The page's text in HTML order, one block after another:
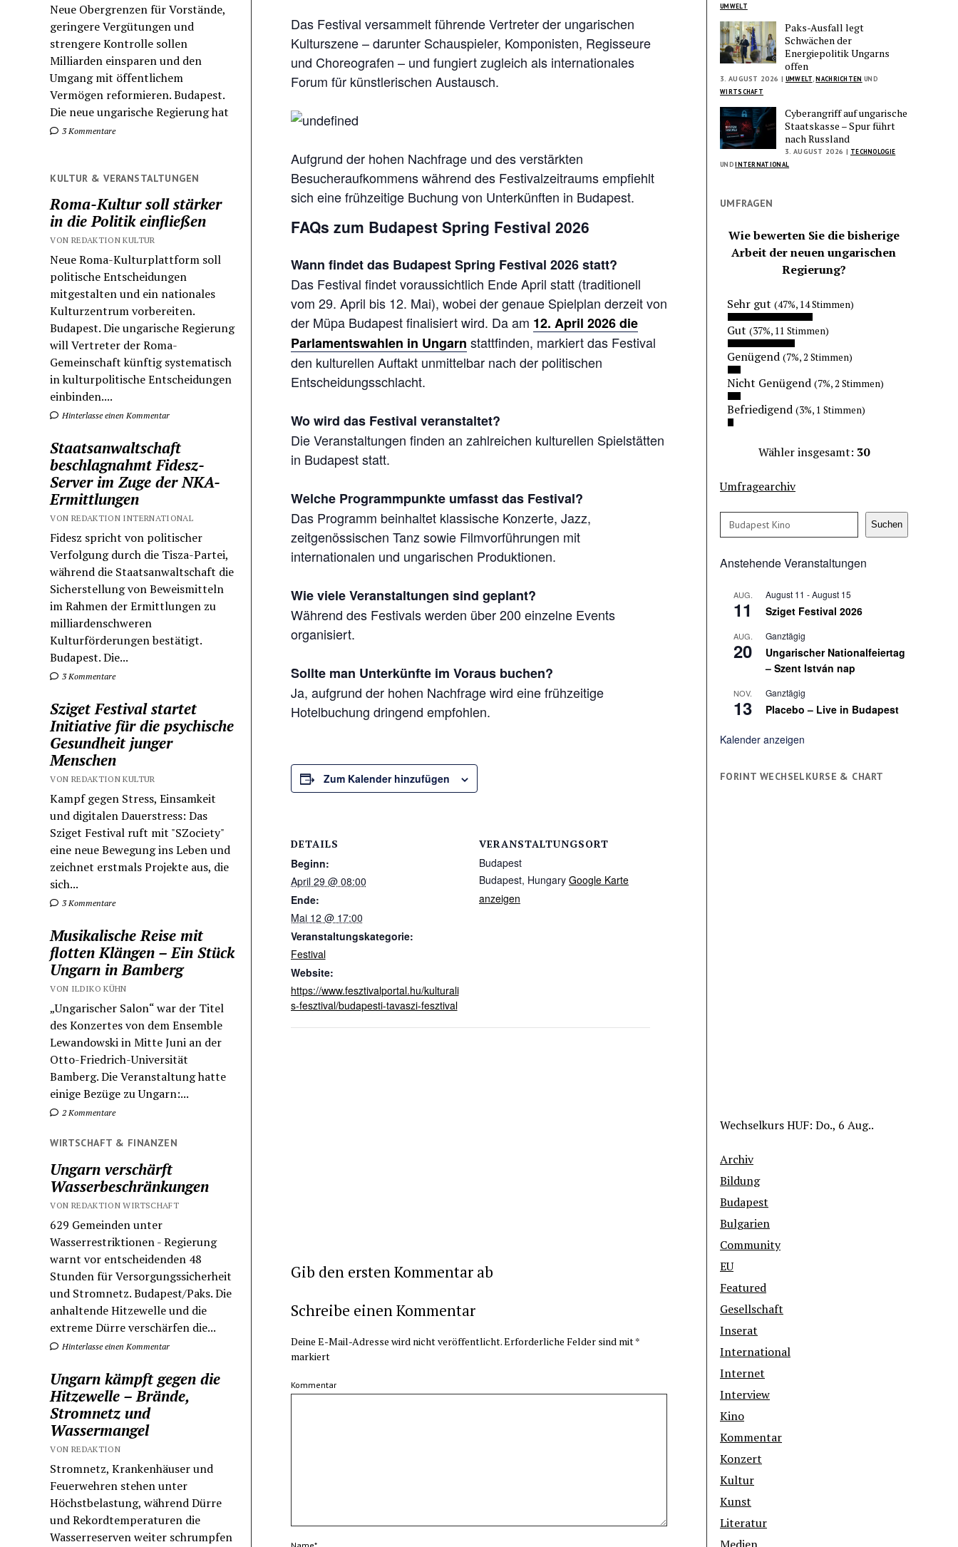
Neue Obergrenzen für Vorstände,
geringere Vergütungen und
strengere Kontrolle sollen
Milliarden einsparen und den
Umgang mit öffentlichem
Vermögen reformieren. Budapest.
Die neue ungarische Regierung hat
3 Kommentare
KULTUR & VERANSTALTUNGEN
Roma-Kultur soll stärker
in die Politik einfließen
VON REDAKTION KULTUR
Neue Roma-Kulturplattform soll
politische Entscheidungen
mitgestalten und ein nationales
Kulturzentrum vorbereiten.
Budapest. Die ungarische Regierung
will Vertreter der Roma-
Gemeinschaft künftig systematisch
in kulturpolitische Entscheidungen
einbinden....
Hinterlasse einen Kommentar
Staatsanwaltschaft
beschlagnahmt Fidesz-
Server im Zuge der NKA-
Ermittlungen
VON REDAKTION INTERNATIONAL
Fidesz spricht von politischer
Verfolgung durch die Tisza-Partei,
während die Staatsanwaltschaft die
Sicherstellung von Beweismitteln
im Rahmen der Ermittlungen zu
milliardenschweren
Kulturförderungen bestätigt.
Budapest. Die...
3 Kommentare
Sziget Festival startet
Initiative für die psychische
Gesundheit junger
Menschen
VON REDAKTION KULTUR
Kampf gegen Stress, Einsamkeit
und digitalen Dauerstress: Das
Sziget Festival ruft mit "SZociety"
eine neue Bewegung ins Leben und
zeichnet erstmals Projekte aus, die
sich...
3 Kommentare
Musikalische Reise mit
flotten Klängen – Ein Stück
Ungarn in Bamberg
VON ILDIKO KÜHN
„Ungarischer Salon“ war der Titel
des Konzertes von dem Ensemble
Lewandowski in Mitte Juni an der
Otto-Friedrich-Universität
Bamberg. Die Veranstaltung hatte
einige Bezüge zu Ungarn:...
2 Kommentare
WIRTSCHAFT & FINANZEN
Ungarn verschärft
Wasserbeschränkungen
VON REDAKTION WIRTSCHAFT
629 Gemeinden unter
Wasserrestriktionen - Regierung
warnt vor entscheidenden 48
Stunden für Versorgungssicherheit
und Stromnetz. Budapest/Paks. Die
anhaltende Hitzewelle und die
extreme Dürre verschärfen die...
Hinterlasse einen Kommentar
Ungarn kämpft gegen die
Hitzewelle – Brände,
Stromnetz und
Wassermangel
VON REDAKTION
Stromnetz, Krankenhäuser und
Feuerwehren stehen unter
Höchstbelastung, während Dürre
und Rekordtemperaturen die
Wasserreserven weiter schrumpfen
Das Festival versammelt führende Vertreter der ungarischen
Kulturszene – darunter Schauspieler, Komponisten, Regisseure
und Choreografen – und fungiert zugleich als internationales
Forum für künstlerischen Austausch.
Aufgrund der hohen Nachfrage und des verstärkten
Besucheraufkommens während des Festivalzeitraums empfiehlt
sich eine frühzeitige Buchung von Unterkünften in Budapest.
FAQs zum Budapest Spring Festival 2026
Wann findet das Budapest Spring Festival 2026 statt?
Das Festival findet voraussichtlich Ende April statt (traditionell
vom 29. April bis 12. Mai), wobei der genaue Spielplan derzeit von
der Müpa Budapest finalisiert wird. Da am 12. April 2026 die
Parlamentswahlen in Ungarn stattfinden, markiert das Festival
den kulturellen Auftakt unmittelbar nach der politischen
Entscheidungsschlacht.
Wo wird das Festival veranstaltet?
Die Veranstaltungen finden an zahlreichen kulturellen Spielstätten
in Budapest statt.
Welche Programmpunkte umfasst das Festival?
Das Programm beinhaltet klassische Konzerte, Jazz,
zeitgenössischen Tanz sowie Filmvorführungen mit
internationalen und ungarischen Produktionen.
Wie viele Veranstaltungen sind geplant?
Während des Festivals werden über 200 einzelne Events
organisiert.
Sollte man Unterkünfte im Voraus buchen?
Ja, aufgrund der hohen Nachfrage wird eine frühzeitige
Hotelbuchung dringend empfohlen.
Zum Kalender hinzufügen
DETAILS
Beginn:
April 29 @ 08:00
Ende:
Mai 12 @ 17:00
Veranstaltungskategorie:
Festival
Website:
https://www.fesztivalportal.hu/kulturali
s-fesztival/budapesti-tavaszi-fesztival
VERANSTALTUNGSORT
Budapest
Budapest, Hungary Google Karte
anzeigen
Gib den ersten Kommentar ab
Schreibe einen Kommentar
Deine E-Mail-Adresse wird nicht veröffentlicht.Erforderliche Felder sind mit*
markiert
Kommentar
UMWELT
Paks-Ausfall legt
Schwächen der
Energiepolitik Ungarns
offen
3. AUGUST 2026 | UMWELT ,NACHRICHTEN UND
WIRTSCHAFT
Cyberangriff auf ungarische
Staatskasse – Spur führt
nach Russland
3. AUGUST 2026 | TECHNOLOGIE
UNDINTERNATIONAL
UMFRAGEN
Wie bewerten Sie die bisherige
Arbeit der neuen ungarischen
Regierung?
Sehr gut(47%, 14 Stimmen)
Gut(37%, 11 Stimmen)
Genügend(7%, 2 Stimmen)
Nicht Genügend(7%, 2 Stimmen)
Befriedigend(3%, 1 Stimmen)
Wähler insgesamt: 30
Umfragearchiv
Suchen Suchen
Anstehende Veranstaltungen
AUG.
11
August 11 -August 15
Sziget Festival 2026
AUG.
20
Ganztägig
Ungarischer Nationalfeiertag
– Szent István nap
NOV.
13
Ganztägig
Placebo – Live in Budapest
Kalender anzeigen
FORINT WECHSELKURSE & CHART
WechselkursHUF: Do., 6 Aug..
Archiv
Bildung
Budapest
Bulgarien
Community
EU
Featured
Gesellschaft
Inserat
International
Internet
Interview
Kino
Kommentar
Konzert
Kultur
Kunst
Literatur